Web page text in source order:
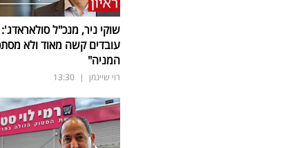
שוקי ניר, מנכ"ל
עובדים קשה מאוד ולא
המניה"
רוי שיינמן |
13:30